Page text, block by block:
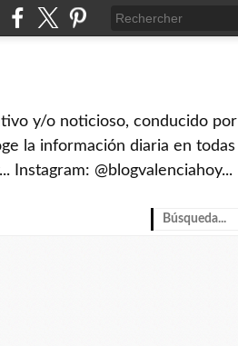
y/o noticioso, conducido por
la información diaria en todas
Instagram: @blogvalenciahoy...